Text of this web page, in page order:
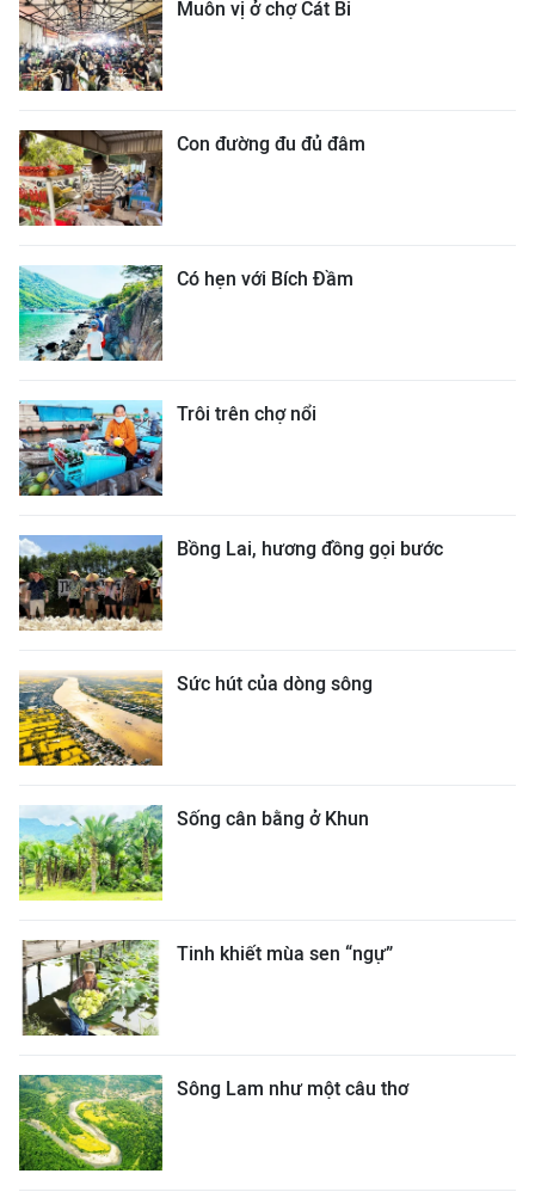
Muôn vị ở chợ Cát Bi
Con đường đu đủ đâm
Có hẹn với Bích Đầm
Trôi trên chợ nổi
Bồng Lai, hương đồng gọi bước
Sức hút của dòng sông
Sống cân bằng ở Khun
Tinh khiết mùa sen “ngự”
Sông Lam như một câu thơ